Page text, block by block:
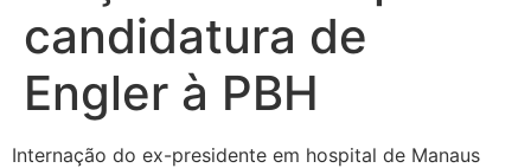
candidatura de
Engler à PBH
Internação do ex-presidente em hospital de Manaus